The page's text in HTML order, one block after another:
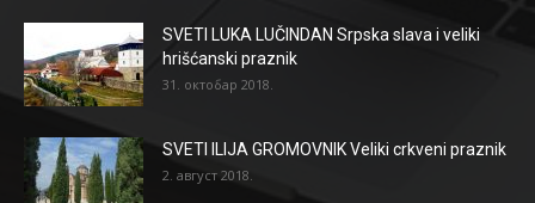
SVETI LUKA LUČINDAN Srpska slava i veliki
hrišćanski praznik
31. октобар 2018.
SVETI ILIJA GROMOVNIK Veliki crkveni praznik
2. август 2018.